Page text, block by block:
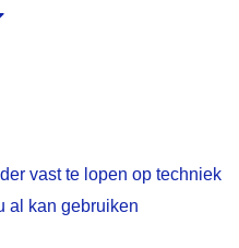
vast te lopen op techniek
al kan gebruiken